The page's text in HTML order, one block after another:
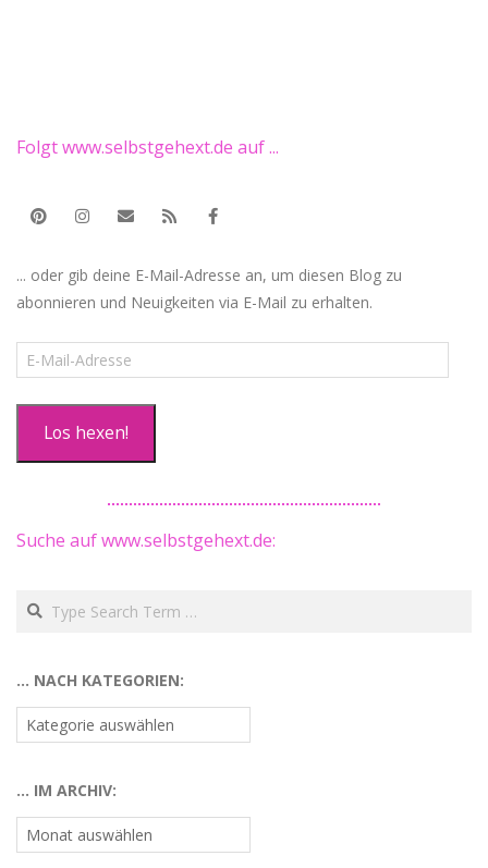
Folgt www.selbstgehext.de auf ...
... oder gib deine E-Mail-Adresse an, um diesen Blog zu
abonnieren und Neuigkeiten via E-Mail zu erhalten.
E-
Mail-
Los hexen!
Suche auf www.selbstgehext.de:
Search
… NACH KATEGORIEN:
…
nach
… IM ARCHIV:
…
im